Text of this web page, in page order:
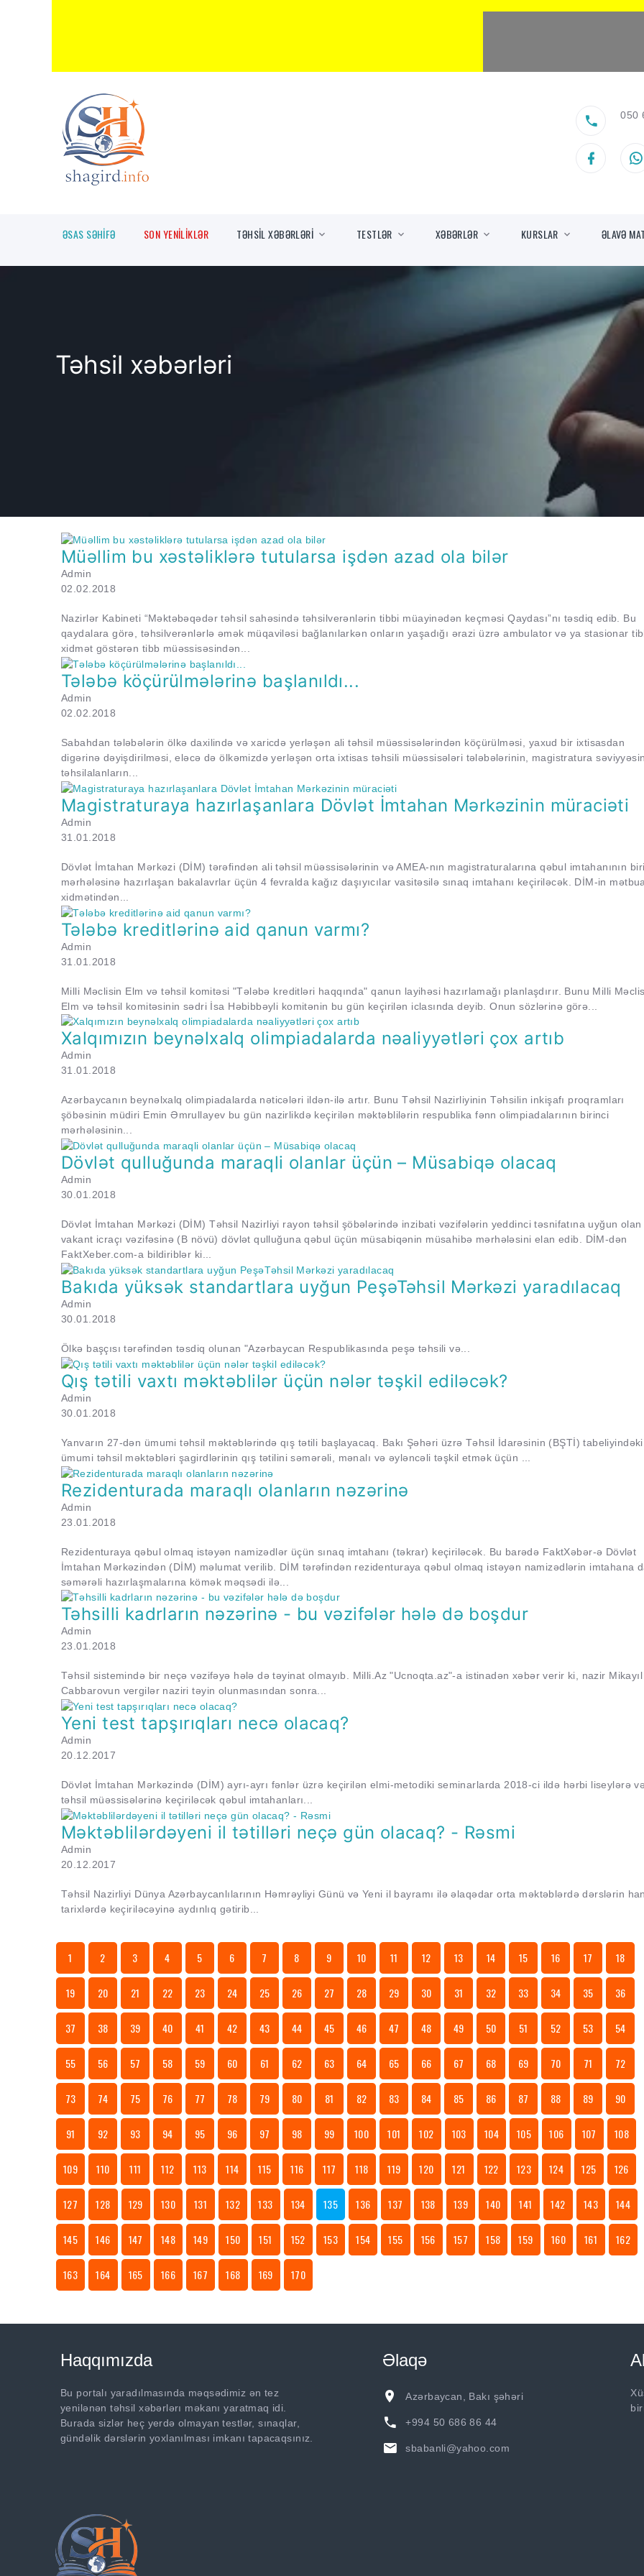
050
ƏSAS SƏHİFƏ SON YENİLİKLƏR TƏHSİL XƏBƏRLƏRİ TESTLƏR XƏBƏRLƏR KURSLAR ƏLAVƏ
Təhsil xəbərləri
Müəllim bu xəstəliklərə tutularsa işdən azad ola bilər
Admin
02.02.2018
Nazirlər Kabineti “Məktəbəqədər təhsil sahəsində təhsilverənlərin tibbi müayinədən keçməsi Qaydası”nı təsdiq edib. Bu
qaydalara görə, təhsilverənlərlə əmək müqaviləsi bağlanılarkən onların yaşadığı ərazi üzrə ambulator və ya stasionar
xidmət göstərən tibb müəssisəsindən...
Tələbə köçürülmələrinə başlanıldı...
Admin
02.02.2018
Sabahdan tələbələrin ölkə daxilində və xaricdə yerləşən ali təhsil müəssisələrindən köçürülməsi, yaxud bir ixtisasdan
digərinə dəyişdirilməsi, eləcə də ölkəmizdə yerləşən orta ixtisas təhsili müəssisələri tələbələrinin, magistratura
təhsilalanların...
Magistraturaya hazırlaşanlara Dövlət İmtahan Mərkəzinin müraciəti
Admin
31.01.2018
Dövlət İmtahan Mərkəzi (DİM) tərəfindən ali təhsil müəssisələrinin və AMEA-nın magistraturalarına qəbul imtahanının
mərhələsinə hazırlaşan bakalavrlar üçün 4 fevralda kağız daşıyıcılar vasitəsilə sınaq imtahanı keçiriləcək. DİM-in
xidmətindən...
Tələbə kreditlərinə aid qanun varmı?
Admin
31.01.2018
Milli Məclisin Elm və təhsil komitəsi "Tələbə kreditləri haqqında" qanun layihəsi hazırlamağı planlaşdırır. Bunu Milli
Elm və təhsil komitəsinin sədri İsa Həbibbəyli komitənin bu gün keçirilən iclasında deyib. Onun sözlərinə görə...
Xalqımızın beynəlxalq olimpiadalarda nəaliyyətləri çox artıb
Admin
31.01.2018
Azərbaycanın beynəlxalq olimpiadalarda nəticələri ildən-ilə artır. Bunu Təhsil Nazirliyinin Təhsilin inkişafı proqramları
şöbəsinin müdiri Emin Əmrullayev bu gün nazirlikdə keçirilən məktəblilərin respublika fənn olimpiadalarının birinci
mərhələsinin...
Dövlət qulluğunda maraqli olanlar üçün – Müsabiqə olacaq
Admin
30.01.2018
Dövlət İmtahan Mərkəzi (DİM) Təhsil Nazirliyi rayon təhsil şöbələrində inzibati vəzifələrin yeddinci təsnifatına uyğun olan
vakant icraçı vəzifəsinə (B növü) dövlət qulluğuna qəbul üçün müsabiqənin müsahibə mərhələsini elan edib. DİM-dən
FaktXeber.com-a bildiriblər ki...
Bakıda yüksək standartlara uyğun PeşəTəhsil Mərkəzi yaradılacaq
Admin
30.01.2018
Ölkə başçısı tərəfindən təsdiq olunan "Azərbaycan Respublikasında peşə təhsili və...
Qış tətili vaxtı məktəblilər üçün nələr təşkil ediləcək?
Admin
30.01.2018
Yanvarın 27-dən ümumi təhsil məktəblərində qış tətili başlayacaq. Bakı Şəhəri üzrə Təhsil İdarəsinin (BŞTİ) tabeliyindəki
ümumi təhsil məktəbləri şagirdlərinin qış tətilini səmərəli, mənalı və əyləncəli təşkil etmək üçün ...
Rezidenturada maraqlı olanların nəzərinə
Admin
23.01.2018
Rezidenturaya qəbul olmaq istəyən namizədlər üçün sınaq imtahanı (təkrar) keçiriləcək. Bu barədə FaktXəbər-ə Dövlət
İmtahan Mərkəzindən (DİM) məlumat verilib. DİM tərəfindən rezidenturaya qəbul olmaq istəyən namizədlərin imtahana
səmərəli hazırlaşmalarına kömək məqsədi ilə...
Təhsilli kadrların nəzərinə - bu vəzifələr hələ də boşdur
Admin
23.01.2018
Təhsil sistemində bir neçə vəzifəyə hələ də təyinat olmayıb. Milli.Az "Ucnoqta.az"-a istinadən xəbər verir ki, nazir Mikayıl
Cabbarovun vergilər naziri təyin olunmasından sonra...
Yeni test tapşırıqları necə olacaq?
Admin
20.12.2017
Dövlət İmtahan Mərkəzində (DİM) ayrı-ayrı fənlər üzrə keçirilən elmi-metodiki seminarlarda 2018-ci ildə hərbi liseylərə
təhsil müəssisələrinə keçiriləcək qəbul imtahanları...
Məktəblilərdəyeni il tətilləri neçə gün olacaq? - Rəsmi
Admin
20.12.2017
Təhsil Nazirliyi Dünya Azərbaycanlılarının Həmrəyliyi Günü və Yeni il bayramı ilə əlaqədar orta məktəblərdə dərslərin
tarixlərdə keçiriləcəyinə aydınlıq gətirib...
1 2 3 4 5 6 7 8 9 10 11 12 13 14 15 16 17 18
19 20 21 22 23 24 25 26 27 28 29 30 31 32 33 34 35 36
37 38 39 40 41 42 43 44 45 46 47 48 49 50 51 52 53 54
55 56 57 58 59 60 61 62 63 64 65 66 67 68 69 70 71 72
73 74 75 76 77 78 79 80 81 82 83 84 85 86 87 88 89 90
91 92 93 94 95 96 97 98 99 100 101 102 103 104 105 106 107 108
109 110 111 112 113 114 115 116 117 118 119 120 121 122 123 124 125 126
127 128 129 130 131 132 133 134 135 136 137 138 139 140 141 142 143 144
145 146 147 148 149 150 151 152 153 154 155 156 157 158 159 160 161 162
163 164 165 166 167 168 169 170
Haqqımızda
Bu portalı yaradılmasında məqsədimiz ən tez
yenilənən təhsil xəbərlərı məkanı yaratmaq idi.
Burada sizlər heç yerdə olmayan testlər, sınaqlar,
gündəlik dərslərin yoxlanılması imkanı tapacaqsınız.
Əlaqə
Azərbaycan, Bakı şəhəri
+994 50 686 86 44
sbabanli@yahoo.com